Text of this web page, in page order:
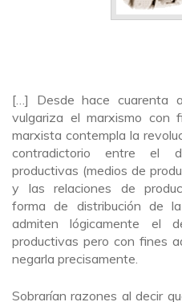
[…] Desde hace cuarenta
vulgariza el marxismo con
marxista contempla la
contradictorio entre el
productivas (medios de
y las relaciones de
forma de distribución de
admiten lógicamente el
productivas pero con fines
negarla precisamente.
Sobrarían razones al decir